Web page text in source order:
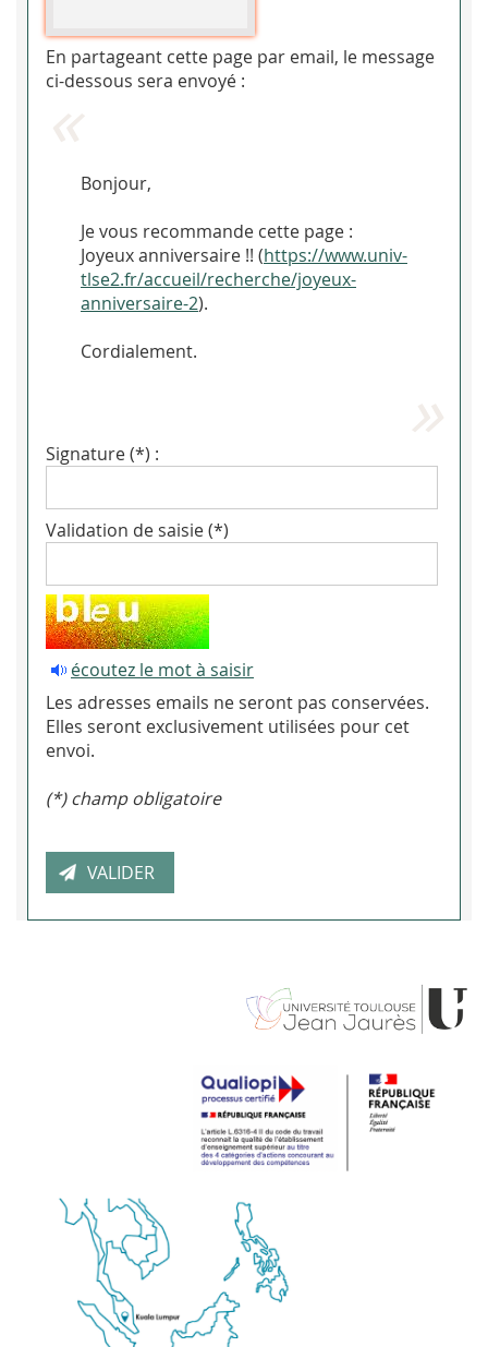
En partageant cette page par email, le message
ci-dessous sera envoyé :
Bonjour,
Je vous recommande cette page :
Joyeux anniversaire !! (https://www.univ-
tlse2.fr/accueil/recherche/joyeux-
anniversaire-2).
Cordialement.
Signature (*) :
Validation de saisie (*)
écoutez le mot à saisir
Les adresses emails ne seront pas conservées.
Elles seront exclusivement utilisées pour cet
envoi.
(*) champ obligatoire